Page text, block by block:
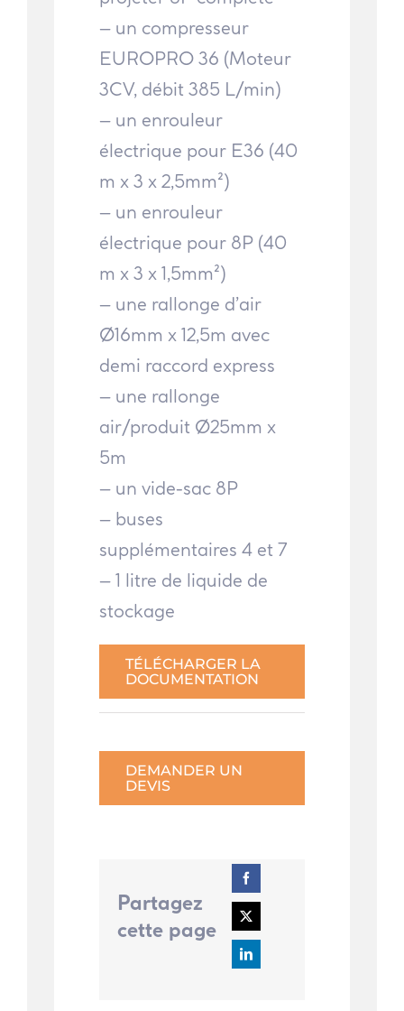
– un compresseur
EUROPRO 36 (Moteur
3CV, débit 385 L/min)
– un enrouleur
électrique pour E36 (40
m x 3 x 2,5mm²)
– un enrouleur
électrique pour 8P (40
m x 3 x 1,5mm²)
– une rallonge d’air
Ø16mm x 12,5m avec
demi raccord express
– une rallonge
air/produit Ø25mm x
5m
– un vide-sac 8P
– buses
supplémentaires 4 et 7
– 1 litre de liquide de
stockage
TÉLÉCHARGER LA
DOCUMENTATION
DEMANDER UN
DEVIS
Partagez
cette page